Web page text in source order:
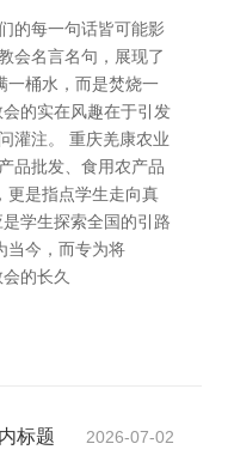
的每一句话皆可能影
会名言名句，展现了
一桶水，而是焚烧一
的实在风趣在于引发
灌注。 重庆羌康农业
品批发、食用农产品
更是指点学生走向真
学生探索全国的引路
当今，而专为将
的长久
标题 2026-07-02